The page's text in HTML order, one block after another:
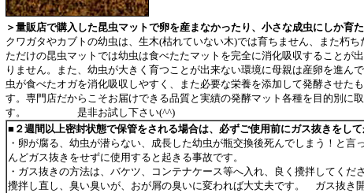
＞量販店で購入した昆虫マットで卵を産まなかったり、小さな成虫にしか育
クワガタやカブトの幼虫は、生木(枯れていない木)では育ちません、また朽ち
ただけの昆虫マットでは幼虫は食べたたマットを完全に消化吸収することが
りません。また、幼虫が大きく育つことが出来ない環境に母親は産卵を進ん
虫が食べたオガを消化吸収しやすく、また必要な栄養を添加して発酵させた
す。専門店だからこそお届けできる品質と実績の発酵マット各種を目的別に
す。 是非お試し下さい(^^)
■２週間以上密封状態で保管をされる場合は、必ずご使用前にガス抜きをして
・卵が腐る、幼虫が潜らない、成長した幼虫が瓶交換後死んでしまう！と言
んどガス抜きをせずに使用すると起きる事故です。
・ガス抜きの方法は、バケツ、コンテナケース等へ入れ、良く攪拌してく
攪拌し直し、臭い臭いが、おが屑の臭いに変われば大丈夫です。 ガス抜き